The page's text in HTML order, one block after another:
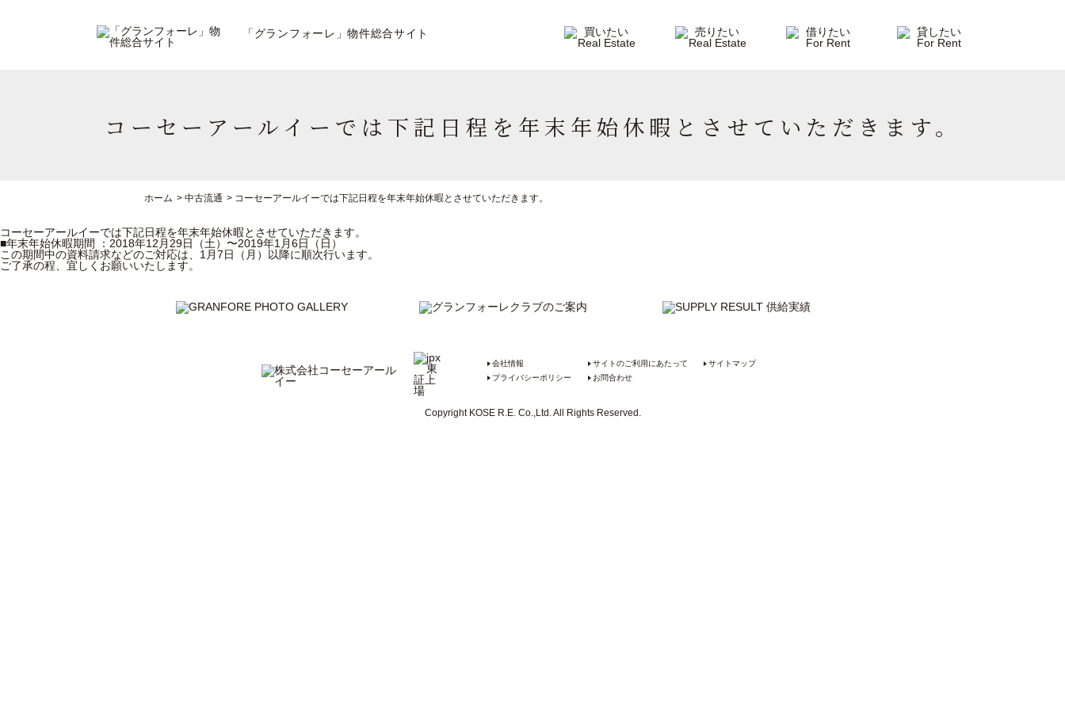
「グランフォーレ」物件総合サイト
コーセーアールイーでは下記日程を年末年始休暇とさせていただきます。
ホーム > 中古流通 > コーセーアールイーでは下記日程を年末年始休暇とさせていただきます。
コーセーアールイーでは下記日程を年末年始休暇とさせていただきます。
■年末年始休暇期間 ：2018年12月29日（土）〜2019年1月6日（日）
この期間中の資料請求などのご対応は、1月7日（月）以降に順次行います。
ご了承の程、宜しくお願いいたします。
会社情報 サイトのご利用にあたって
サイトマップ
プライバシーポリシー
お問合わせ
Copyright KOSE R.E. Co.,Ltd. All Rights Reserved.